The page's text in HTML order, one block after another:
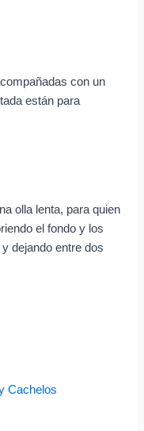
con un
están para
olla lenta, para quien
el fondo y los
dejando entre dos
Cachelos